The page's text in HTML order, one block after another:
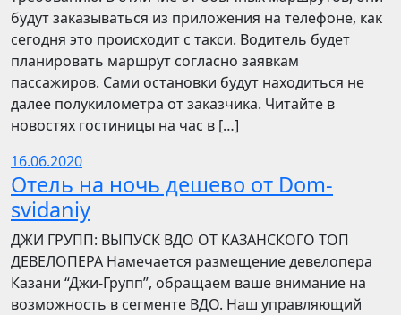
будут заказываться из приложения на телефоне, как
сегодня это происходит с такси. Водитель будет
планировать маршрут согласно заявкам
пассажиров. Сами остановки будут находиться не
далее полукилометра от заказчика. Читайте в
новостях гостиницы на час в […]
16.06.2020
Отель на ночь дешево от Dom-
svidaniy
​​ДЖИ ГРУПП: ВЫПУСК ВДО ОТ КАЗАНСКОГО ТОП
ДЕВЕЛОПЕРА Намечается размещение девелопера
Казани “Джи-Групп”, обращаем ваше внимание на
возможность в сегменте ВДО. Наш управляющий